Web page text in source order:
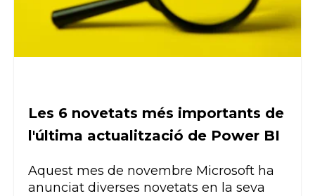
Les 6 novetats més importants de
l'última actualització de Power BI
Aquest mes de novembre Microsoft ha
anunciat diverses novetats en la seva